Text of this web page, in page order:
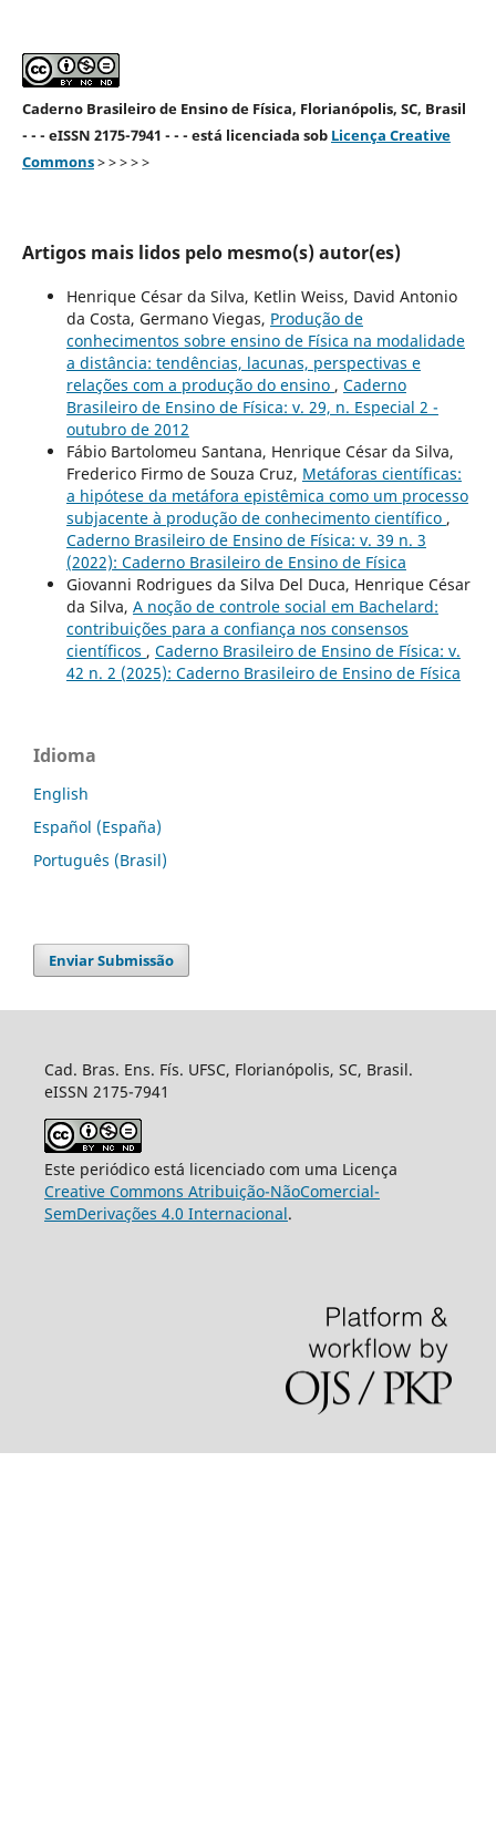
Caderno Brasileiro de Ensino de Física, Florianópolis, SC, Brasil
- - - eISSN 2175-7941 - - - está licenciada sob Licença Creative
Commons> > > > >
Artigos mais lidos pelo mesmo(s) autor(es)
Henrique César da Silva, Ketlin Weiss, David Antonio
da Costa, Germano Viegas, Produção de
conhecimentos sobre ensino de Física na modalidade
a distância: tendências, lacunas, perspectivas e
relações com a produção do ensino , Caderno
Brasileiro de Ensino de Física: v. 29, n. Especial 2 -
outubro de 2012
Fábio Bartolomeu Santana, Henrique César da Silva,
Frederico Firmo de Souza Cruz, Metáforas científicas:
a hipótese da metáfora epistêmica como um processo
subjacente à produção de conhecimento científico ,
Caderno Brasileiro de Ensino de Física: v. 39 n. 3
(2022): Caderno Brasileiro de Ensino de Física
Giovanni Rodrigues da Silva Del Duca, Henrique César
da Silva, A noção de controle social em Bachelard:
contribuições para a confiança nos consensos
científicos , Caderno Brasileiro de Ensino de Física: v.
42 n. 2 (2025): Caderno Brasileiro de Ensino de Física
Idioma
English
Español (España)
Português (Brasil)
Enviar Submissão
Cad. Bras. Ens. Fís. UFSC, Florianópolis, SC, Brasil.
eISSN 2175-7941
Este periódico está licenciado com uma Licença
Creative Commons Atribuição-NãoComercial-
SemDerivações 4.0 Internacional.